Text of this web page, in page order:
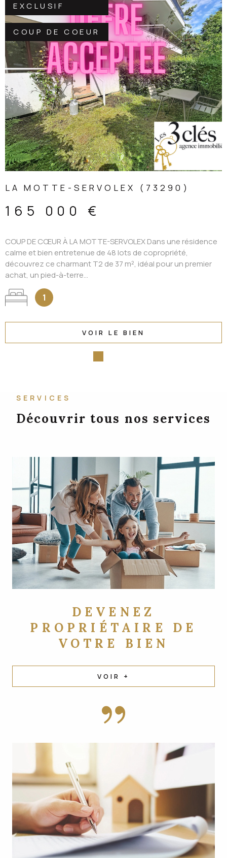
EXCLUSIF
COUP DE COEUR
LA MOTTE-SERVOLEX (73290)
165 000 €
COUP DE CŒUR À LA MOTTE-SERVOLEX Dans une résidence
calme et bien entretenue de 48 lots de copropriété,
découvrez ce charmant T2 de 37 m², idéal pour un premier
achat, un pied-à-terre...
1
VOIR LE BIEN
SERVICES
Découvrir tous nos services
DEVENEZ
PROPRIÉTAIRE DE
VOTRE BIEN
VOIR +